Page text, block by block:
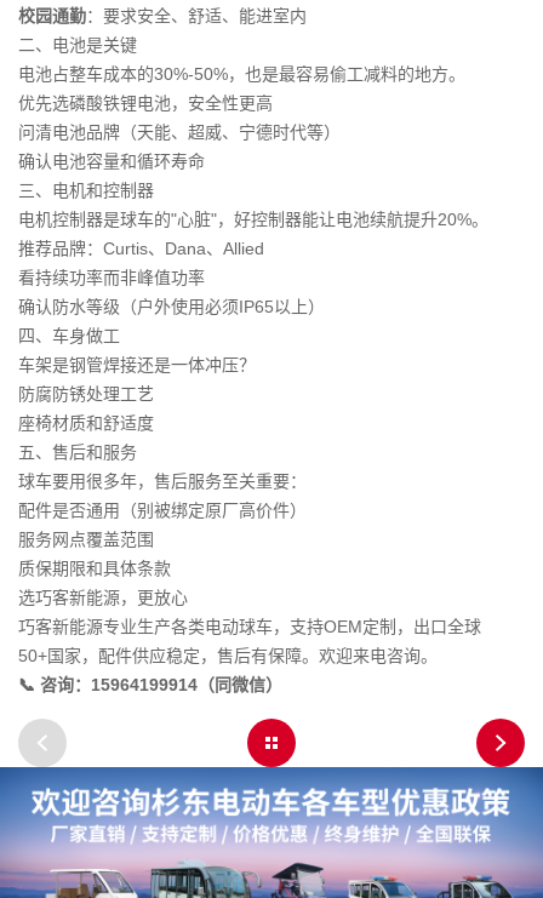
校园通勤：要求安全、舒适、能进室内
二、电池是关键
电池占整车成本的30%-50%，也是最容易偷工减料的地方。
优先选磷酸铁锂电池，安全性更高
问清电池品牌（天能、超威、宁德时代等）
确认电池容量和循环寿命
三、电机和控制器
电机控制器是球车的"心脏"，好控制器能让电池续航提升20%。
推荐品牌：Curtis、Dana、Allied
看持续功率而非峰值功率
确认防水等级（户外使用必须IP65以上）
四、车身做工
车架是钢管焊接还是一体冲压？
防腐防锈处理工艺
座椅材质和舒适度
五、售后和服务
球车要用很多年，售后服务至关重要：
配件是否通用（别被绑定原厂高价件）
服务网点覆盖范围
质保期限和具体条款
选巧客新能源，更放心
巧客新能源专业生产各类电动球车，支持OEM定制，出口全球
50+国家，配件供应稳定，售后有保障。欢迎来电咨询。
📞 咨询：15964199914（同微信）